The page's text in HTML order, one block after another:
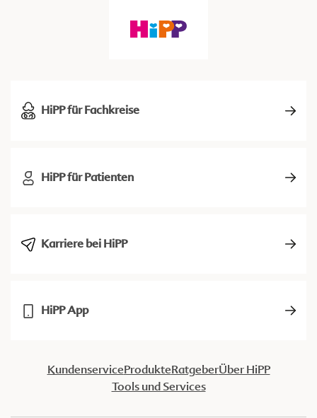
HiPP für Fachkreise
HiPP für Patienten
Karriere bei HiPP
HiPP App
KundenserviceProdukteRatgeberÜber HiPP
Tools und Services